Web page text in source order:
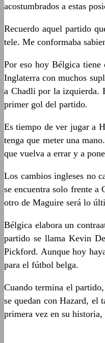
acostumbrados a estas
Recuerdo aquel partido
tele. Me conformaba
Por eso hoy Bélgica tiene
Inglaterra con muchos
a Chadli por la izquierda.
primer gol del partido.
Es tiempo de ver jugar a
tenga que meter una
que vuelva a errar y a
Los cambios ingleses no
se encuentra solo frente a
otro de Maguire será lo
Bélgica elabora un
partido se llama Kevin
Pickford. Aunque hoy
para el fútbol belga.
Cuando termina el
se quedan con Hazard, el
primera vez en su